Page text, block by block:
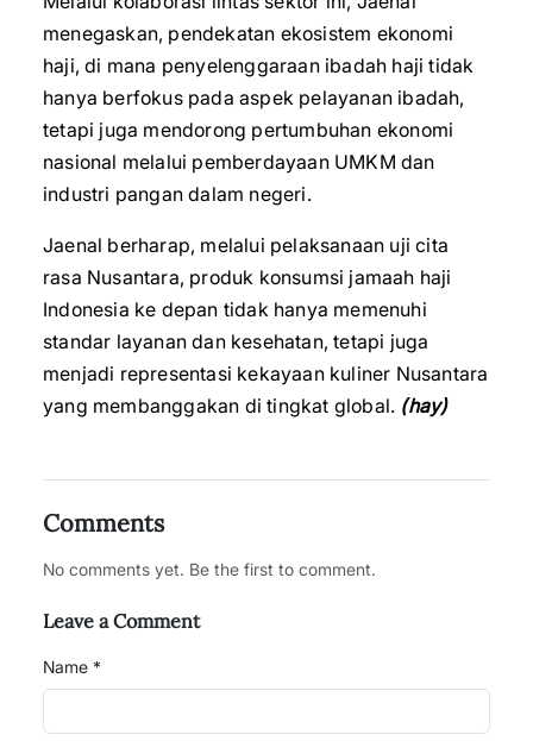
menegaskan, pendekatan ekosistem ekonomi
haji, di mana penyelenggaraan ibadah haji tidak
hanya berfokus pada aspek pelayanan ibadah,
tetapi juga mendorong pertumbuhan ekonomi
nasional melalui pemberdayaan UMKM dan
industri pangan dalam negeri.
Jaenal berharap, melalui pelaksanaan uji cita
rasa Nusantara, produk konsumsi jamaah haji
Indonesia ke depan tidak hanya memenuhi
standar layanan dan kesehatan, tetapi juga
menjadi representasi kekayaan kuliner Nusantara
yang membanggakan di tingkat global. (hay)
Comments
No comments yet. Be the first to comment.
Leave a Comment
Name *